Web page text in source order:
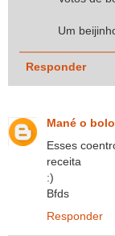
Um
Responder
Mané o
Esses
receita
:)
Bfds
Responder